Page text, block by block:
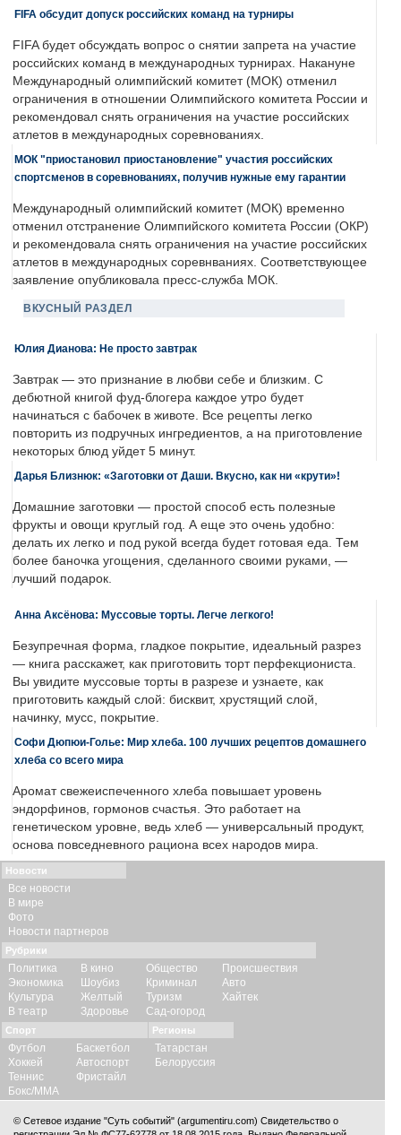
FIFA обсудит допуск российских команд на турниры
FIFA будет обсуждать вопрос о снятии запрета на участие
российских команд в международных турнирах. Накануне
Международный олимпийский комитет (МОК) отменил
ограничения в отношении Олимпийского комитета России и
рекомендовал снять ограничения на участие российских
атлетов в международных соревнованиях.
МОК "приостановил приостановление" участия российских
спортсменов в соревнованиях, получив нужные ему гарантии
Международный олимпийский комитет (МОК) временно
отменил отстранение Олимпийского комитета России (ОКР)
и рекомендовала снять ограничения на участие российских
атлетов в международных соревнваниях. Соответствующее
заявление опубликовала пресс-служба МОК.
ВКУСНЫЙ РАЗДЕЛ
Юлия Дианова: Не просто завтрак
Завтрак — это признание в любви себе и близким. С
дебютной книгой фуд-блогера каждое утро будет
начинаться с бабочек в животе. Все рецепты легко
повторить из подручных ингредиентов, а на приготовление
некоторых блюд уйдет 5 минут.
Дарья Близнюк: «Заготовки от Даши. Вкусно, как ни «крути»!
Домашние заготовки — простой способ есть полезные
фрукты и овощи круглый год. А еще это очень удобно:
делать их легко и под рукой всегда будет готовая еда. Тем
более баночка угощения, сделанного своими руками, —
лучший подарок.
Анна Аксёнова: Муссовые торты. Легче легкого!
Безупречная форма, гладкое покрытие, идеальный разрез
— книга расскажет, как приготовить торт перфекциониста.
Вы увидите муссовые торты в разрезе и узнаете, как
приготовить каждый слой: бисквит, хрустящий слой,
начинку, мусс, покрытие.
Софи Дюпюи-Голье: Мир хлеба. 100 лучших рецептов домашнего
хлеба со всего мира
Аромат свежеиспеченного хлеба повышает уровень
эндорфинов, гормонов счастья. Это работает на
генетическом уровне, ведь хлеб — универсальный продукт,
основа повседневного рациона всех народов мира.
Новости
Все новости
В мире
Фото
Новости партнеров
Рубрики
Политика
Экономика
Культура
В театр
В кино
Шоубиз
Желтый
Здоровье
Общество
Криминал
Туризм
Сад-огород
Происшествия
Авто
Хайтек
Спорт
Футбол
Хоккей
Теннис
Бокс/ММА
Баскетбол
Автоспорт
Фристайл
Регионы
Татарстан
Белоруссия
© Сетевое издание "Суть событий" (argumentiru.com) Свидетельство о